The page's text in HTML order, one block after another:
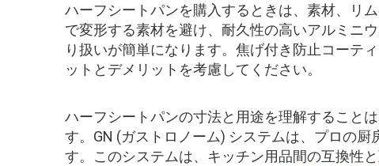
ハーフシートパンを購入するときは、素材、リ
で変形する素材を避け、耐久性の高いアルミニ
り扱いが簡単になります。焦げ付き防止コーテ
ットとデメリットを考慮してください。
ハーフシートパンの寸法と用途を理解すること
す。GN (ガストロノーム) システムは、プロの
す。このシステムは、キッチン用品間の互換性